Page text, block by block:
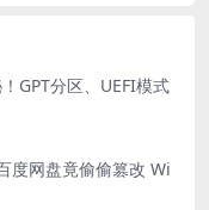
GPT分区、UEFI模式
度网盘竟偷偷篡改 Wi